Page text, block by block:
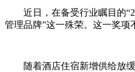
近日，在备受行业瞩目的
管理品牌”这一殊荣。这一奖项
随着酒店住宿新增供给放缓